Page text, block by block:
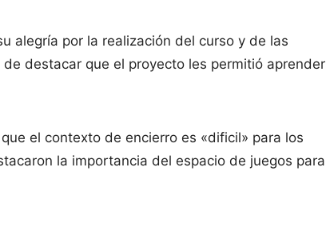
alegría por la realización del curso y de las
destacar que el proyecto les permitió aprender
el contexto de encierro es «dificil» para los
la importancia del espacio de juegos para